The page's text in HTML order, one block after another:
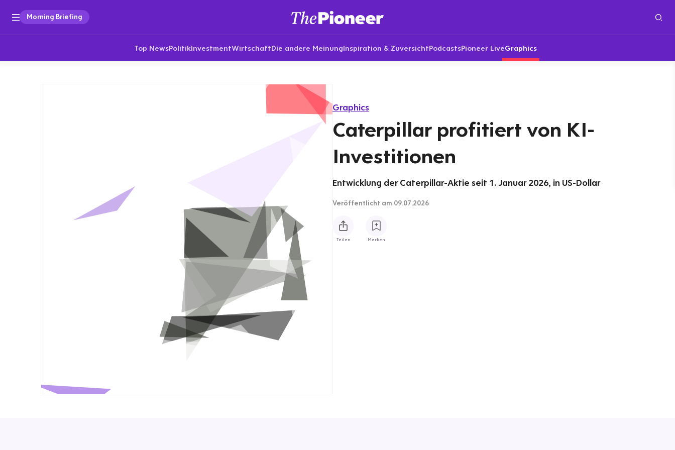
Morning Briefing
Top NewsPolitikInvestmentWirtschaftDie andere MeinungInspiration & ZuversichtPodcastsPioneer LiveGraphics
Graphics
Caterpillar profitiert von KI-
Investitionen
Entwicklung der Caterpillar-Aktie seit 1. Januar 2026, in US-Dollar
Veröffentlicht am 09.07.2026
Teilen Merken